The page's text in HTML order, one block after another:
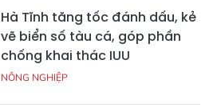
Hà Tĩnh tăng tốc đánh dấu, kẻ
vẽ biển số tàu cá, góp phần
chống khai thác IUU
NÔNG NGHIỆP